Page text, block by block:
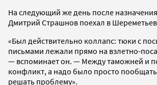
На следующий же день после
Дмитрий Страшнов поехал в
«Был действительно коллапс: тюки с
письмами лежали прямо на взлетно-
— вспоминает он. — Между таможней и
конфликт, а надо было просто
решать проблему».